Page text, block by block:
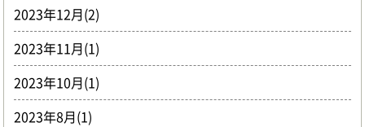
2023年12月(2)
2023年11月(1)
2023年10月(1)
2023年8月(1)